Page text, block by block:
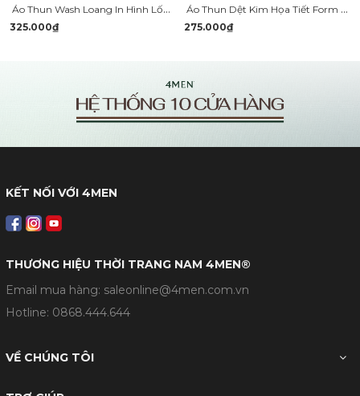
Áo Thun Wash Loang In Hình Lốc Xoáy Form Relax AT173
325.000₫
Áo Thun Dệt Kim Họa Tiết Form Slimfit AT182
275.000₫
KẾT NỐI VỚI 4MEN
THƯƠNG HIỆU THỜI TRANG NAM 4MEN®
Email mua hàng: saleonline@4men.com.vn
Hotline: 0868.444.644
VỀ CHÚNG TÔI